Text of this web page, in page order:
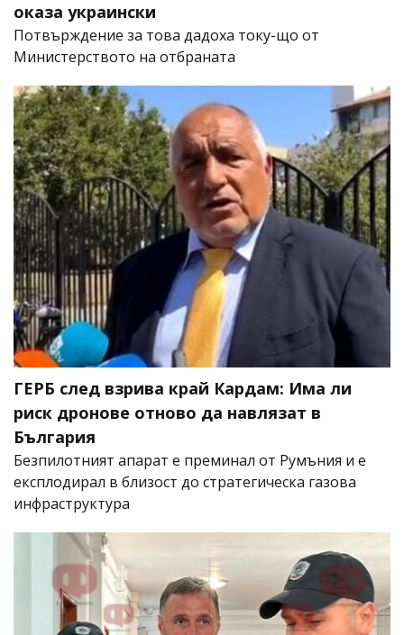
оказа украински
Потвърждение за това дадоха току-що от
Министерството на отбраната
ГЕРБ след взрива край Кардам: Има ли
риск дронове отново да навлязат в
България
Безпилотният апарат е преминал от Румъния и е
експлодирал в близост до стратегическа газова
инфраструктура